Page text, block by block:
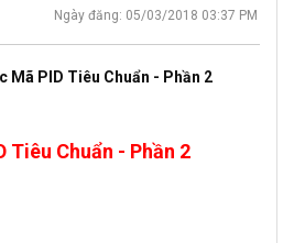
Ngày đăng: 05/03/2018 03:37 PM
Mã PID Tiêu Chuẩn - Phần 2
Tiêu Chuẩn - Phần 2